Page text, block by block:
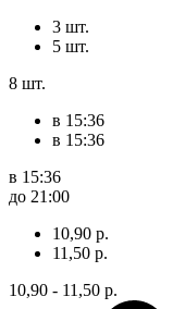
3 шт.
5 шт.
8 шт.
в 15:36
в 15:36
в 15:36
до 21:00
10,90 р.
11,50 р.
10,90 - 11,50 р.